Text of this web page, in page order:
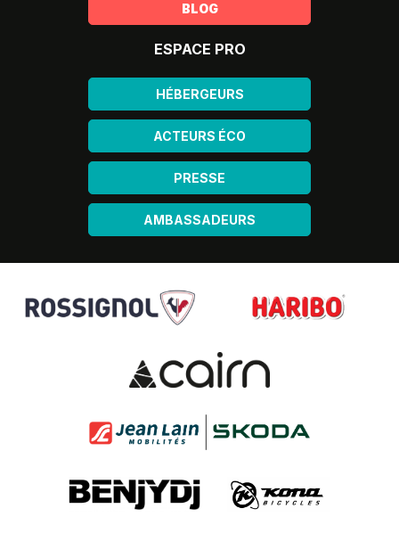
BLOG
ESPACE PRO
HÉBERGEURS
ACTEURS ÉCO
PRESSE
AMBASSADEURS